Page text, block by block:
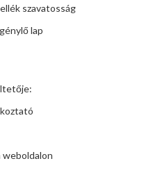
szavatosság
lap
weboldalon